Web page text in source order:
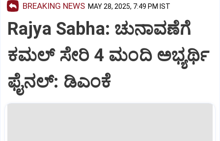
BREAKING NEWS MAY 28, 2025, 7:49 PM IST
Rajya Sabha: ಚುನಾವಣೆಗೆ
ಕಮಲ್‌ ಸೇರಿ 4 ಮಂದಿ ಅಭ್ಯರ್ಥಿ
ಫೈನಲ್‌: ಡಿಎಂಕೆ